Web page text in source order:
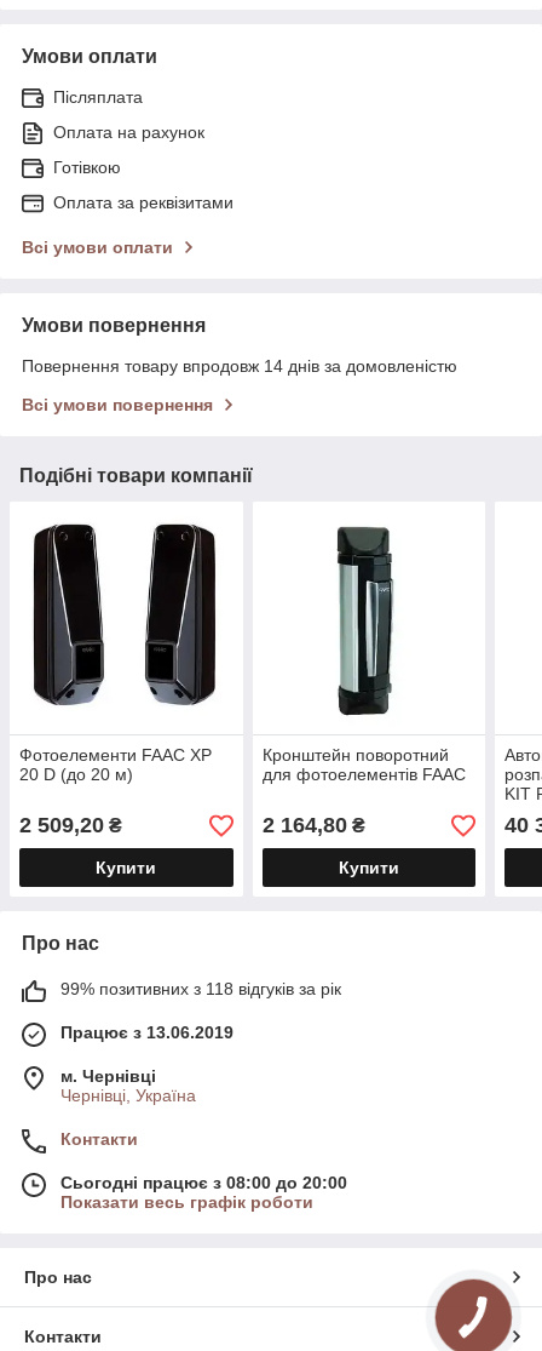
Умови оплати
Післяплата
Оплата на рахунок
Готівкою
Оплата за реквізитами
Всі умови оплати
Умови повернення
Повернення товару впродовж 14 днів за домовленістю
Всі умови повернення
Подібні товари компанії
Фотоелементи FAAC XP
20 D (до 20 м)
2 509,20 ₴
Купити
Кронштейн поворотний
для фотоелементів FAAC
2 164,80₴
Купити
KIT
40
Про нас
99% позитивних з 118 відгуків за рік
Працює з 13.06.2019
м. Чернівці
Чернівці, Україна
Контакти
Сьогодні працює з 08:00 до 20:00
Показати весь графік роботи
Про нас
Контакти